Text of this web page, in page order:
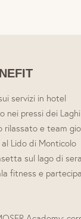
servizi in hotel
nei pressi dei
rilassato e team
Lido di Monticolo
sul lago di sera
fitness e